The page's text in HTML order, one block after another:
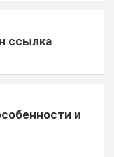
ссылка
и